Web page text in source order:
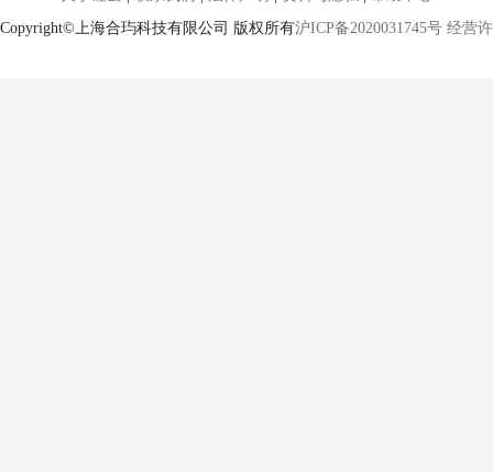
Copyright©上海合玙科技有限公司 版权所有沪ICP备2020031745号 经营